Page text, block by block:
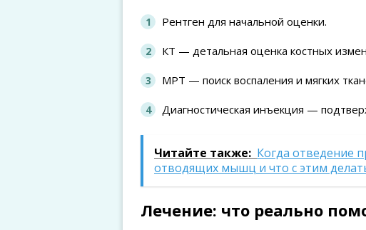
Рентген для начальной оценки.
КТ — детальная оценка костных
МРТ — поиск воспаления и мягких
Диагностическая инъекция —
Читайте также: Когда отведение
отводящих мышц и что с этим
Лечение: что реально